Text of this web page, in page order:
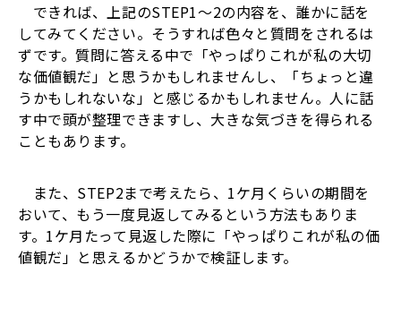
できれば、上記のSTEP1～2の内容を、誰かに話を
してみてください。そうすれば色々と質問をされるは
ずです。質問に答える中で「やっぱりこれが私の大切
な価値観だ」と思うかもしれませんし、「ちょっと違
うかもしれないな」と感じるかもしれません。人に話
す中で頭が整理できますし、大きな気づきを得られる
こともあります。
また、STEP2まで考えたら、1ケ月くらいの期間を
おいて、もう一度見返してみるという方法もありま
す。1ケ月たって見返した際に「やっぱりこれが私の価
値観だ」と思えるかどうかで検証します。